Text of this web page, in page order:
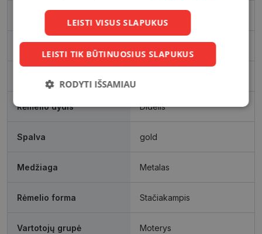
Prekės ženklas CAROLINA HERRERA
Išleidimo metai
Rėmelio dydis Didelis
Spalva gold
Medžiaga Metalas
Rėmelio forma Stačiakampis
Vartotojų grupė Moterys
LEISTI VISUS SLAPUKUS
LEISTI TIK BŪTINUOSIUS SLAPUKUS
RODYTI IŠSAMIAU
Būtinieji
Statistikos
Rinkodaros
Neklasifikuoti
slapukai